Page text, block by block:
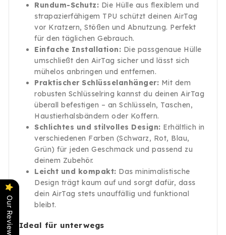
Rundum-Schutz: Die Hülle aus flexiblem und
strapazierfähigem TPU schützt deinen AirTag
vor Kratzern, Stößen und Abnutzung. Perfekt
für den täglichen Gebrauch.
Einfache Installation: Die passgenaue Hülle
umschließt den AirTag sicher und lässt sich
mühelos anbringen und entfernen.
Praktischer Schlüsselanhänger: Mit dem
robusten Schlüsselring kannst du deinen AirTag
überall befestigen – an Schlüsseln, Taschen,
Haustierhalsbändern oder Koffern.
Schlichtes und stilvolles Design: Erhältlich in
verschiedenen Farben (Schwarz, Rot, Blau,
Grün) für jeden Geschmack und passend zu
deinem Zubehör.
Leicht und kompakt: Das minimalistische
Design trägt kaum auf und sorgt dafür, dass
dein AirTag stets unauffällig und funktional
bleibt.
Ideal für unterwegs
Our Reviews